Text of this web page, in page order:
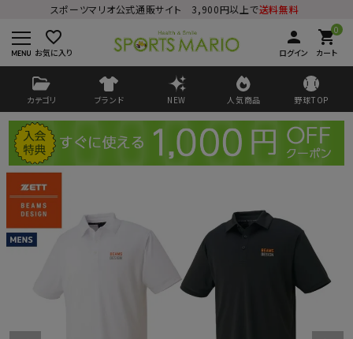
スポーツマリオ公式通販サイト 3,900円以上で送料無料
favorite_border
お気に入り
person
ログイン
0
shopping_cart
カート
カテゴリ ブランド NEW 人気商品 野球TOP
ようこそ ゲスト 様